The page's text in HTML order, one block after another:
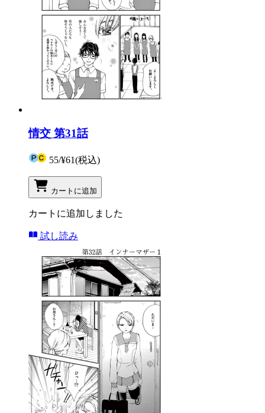
情交 第31話
55/¥61(税込)
カートに追加
カートに追加しました
試し読み